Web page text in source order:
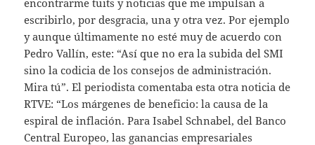
escribirlo, por desgracia, una y otra vez. Por ejemplo
y aunque últimamente no esté muy de acuerdo con
Pedro Vallín, este: “Así que no era la subida del SMI
sino la codicia de los consejos de administración.
Mira tú”. El periodista comentaba esta otra noticia de
RTVE: “Los márgenes de beneficio: la causa de la
espiral de inflación. Para Isabel Schnabel, del Banco
Central Europeo, las ganancias empresariales